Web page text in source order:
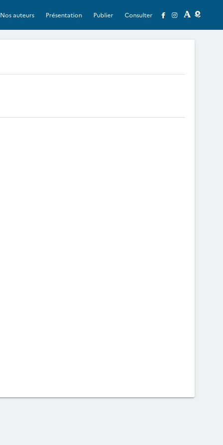
Nos auteurs Présentation Publier Consulter